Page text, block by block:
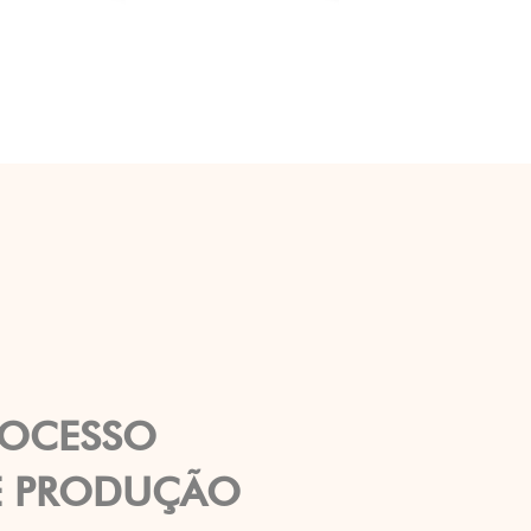
PRODUÇÃO